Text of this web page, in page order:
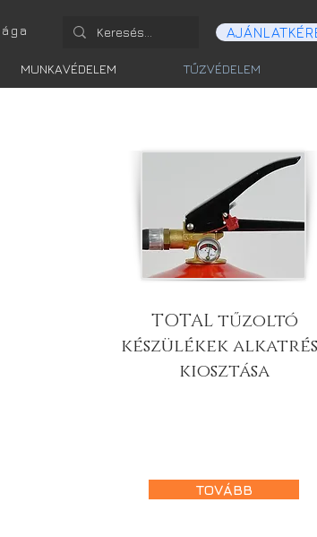
MUNKAVÉDELEM TŰZVÉDELEM
TOTAL tűzoltó
készülékek
kiosztása
TOVÁBB